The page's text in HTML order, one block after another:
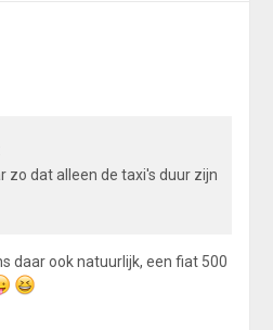
zo dat alleen de taxi's duur zijn
daar ook natuurlijk, een fiat 500